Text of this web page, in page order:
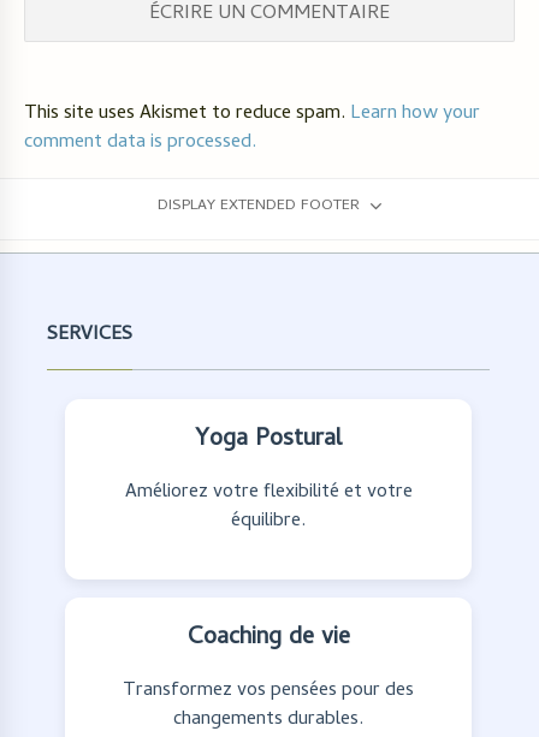
This site uses Akismet to reduce spam. Learn how your
comment data is processed.
DISPLAY EXTENDED FOOTER
SERVICES
Yoga Postural
Améliorez votre flexibilité et votre
équilibre.
Coaching de vie
Transformez vos pensées pour des
changements durables.